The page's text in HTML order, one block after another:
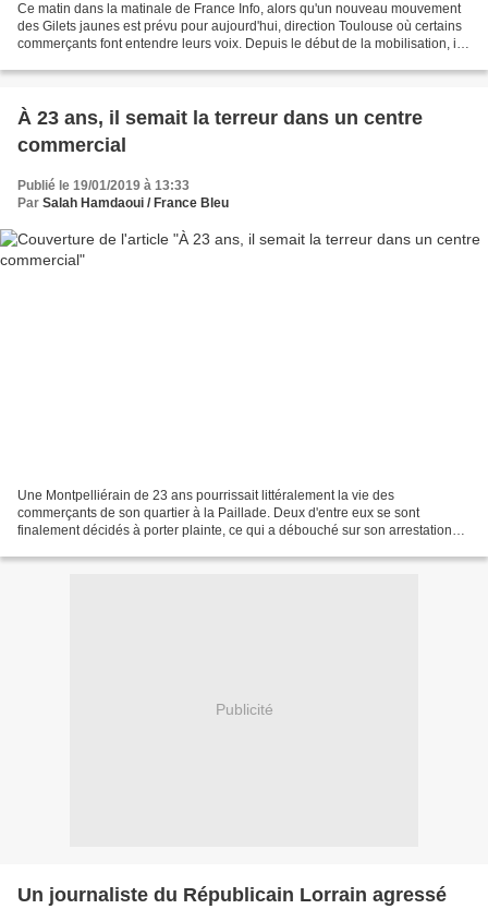
Ce matin dans la matinale de France Info, alors qu'un nouveau mouvement
des Gilets jaunes est prévu pour aujourd'hui, direction Toulouse où certains
commerçants font entendre leurs voix. Depuis le début de la mobilisation, ils
À 23 ans, il semait la terreur dans un centre
commercial
Publié le 19/01/2019 à 13:33
Par Salah Hamdaoui / France Bleu
Une Montpelliérain de 23 ans pourrissait littéralement la vie des
commerçants de son quartier à la Paillade. Deux d'entre eux se sont
finalement décidés à porter plainte, ce qui a débouché sur son arrestation
Publicité
Un journaliste du Républicain Lorrain agressé